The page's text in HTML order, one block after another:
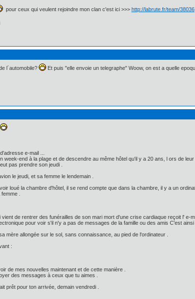
pour ceux qui veulent rejoindre mon clan c'est ici >>> http://labrute.fr/team/38036
l´automobile? Et puis "elle envoie un telegraphe" Woow, on est a quelle
e-mail ...
week-end à la plage et de descendre au même hôtel qu'il y a 20 ans, l ors de
pas prendre son jeudi .
le jeudi, et sa femme le lendemain .
loué la chambre d'hôtel, il se rend compte que dans la chambre, il y a un
.
de rentrer des funérailles de son mari mort d'une crise cardiaque reçoit l' e-
pour voir s'il n'y a pas de messages de la famille ou des amis C'est
mère allongée sur le sol, sans connaissance, au pied de l'ordinateur .
:
de mes nouvelles maintenant et de cette manière .
des messages à ceux que tu aimes .
prêt pour ton arrivée, demain vendredi .